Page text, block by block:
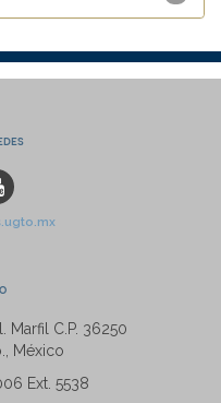
Marfil C.P. 36250
México
Ext. 5538